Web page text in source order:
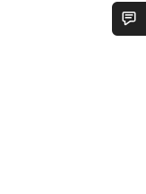
a tua disposizione.